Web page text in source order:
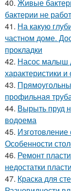
40. Живые
бактерии не
41. На какую
частном доме.
прокладки
42. Насос малыш
характеристики
43.
профильная
44. Вырыть пруд
водоема
45.
Особенности
46. Ремонт
недостатки
47. Краска для